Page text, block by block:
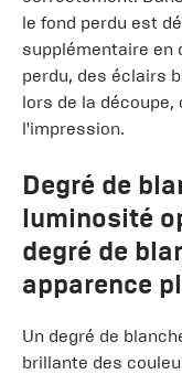
le fond perdu est
supplémentaire en
perdu, des éclairs
lors de la
l'impression.
Degré de
luminosité
degré de
apparence
Un degré de
brillante des